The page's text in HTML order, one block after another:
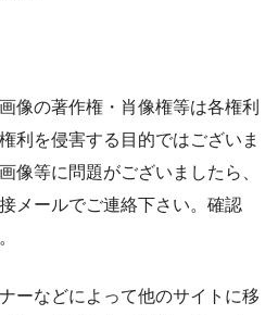
像の著作権・肖像権等は各権利
利を侵害する目的ではございま
像等に問題がございましたら、
メールでご連絡下さい。確認
ーなどによって他のサイトに移